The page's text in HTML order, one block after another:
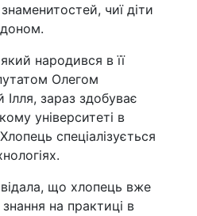
чиї діти
народився в її
Олегом
зараз здобуває
університеті в
спеціалізується
що хлопець вже
на практиці в